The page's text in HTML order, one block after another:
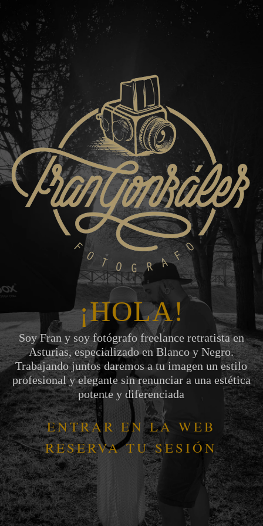
¡HOLA!
Soy Fran y soy fotógrafo freelance retratista en
Asturias, especializado en Blanco y Negro.
Trabajando juntos daremos a tu imagen un estilo
profesional y elegante sin renunciar a una estética
potente y diferenciada
ENTRAR EN LA WEB
RESERVA TU SESIÓN